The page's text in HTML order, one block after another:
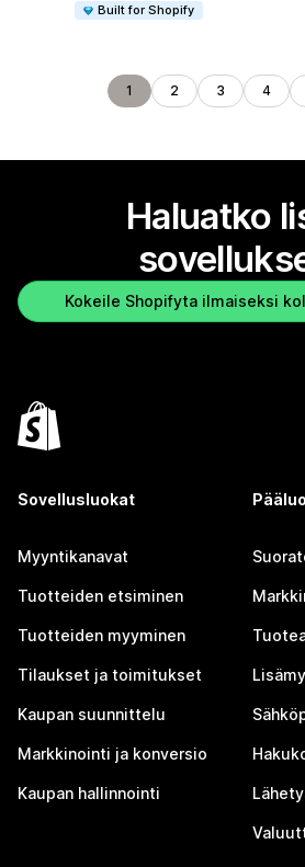
Built for Shopify
1 2 3 4
Haluatko
Kokeile Shopifyta ilmaiseksi
Sovellusluokat
Myyntikanavat
Tuotteiden etsiminen
Tuotteiden myyminen
Tilaukset ja toimitukset
Kaupan suunnittelu
Markkinointi ja konversio
Kaupan hallinnointi